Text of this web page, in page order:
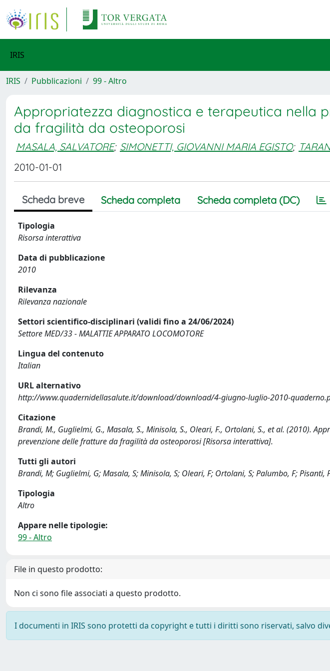
IRIS
IRIS Pubblicazioni 99 - Altro
Appropriatezza diagnostica e terapeutica nella
da fragilità da osteoporosi
MASALA, SALVATORE; SIMONETTI, GIOVANNI MARIA EGISTO;
2010-01-01
Scheda breve Scheda completa Scheda completa (DC)
Tipologia
Risorsa interattiva
Data di pubblicazione
2010
Rilevanza
Rilevanza nazionale
Settori scientifico-disciplinari (validi fino a 24/06/2024)
Settore MED/33 - MALATTIE APPARATO LOCOMOTORE
Lingua del contenuto
Italian
URL alternativo
http://www.quadernidellasalute.it/download/download/4-giugno-luglio-2010-
Citazione
Brandi, M., Guglielmi, G., Masala, S., Minisola, S., Oleari, F., Ortolani, S., et al. (2010).
prevenzione delle fratture da fragilità da osteoporosi [Risorsa interattiva].
Tutti gli autori
Brandi, M; Guglielmi, G; Masala, S; Minisola, S; Oleari, F; Ortolani, S; Palumbo, F; Pisanti,
Tipologia
Altro
Appare nelle tipologie:
99 - Altro
File in questo prodotto:
Non ci sono file associati a questo prodotto.
I documenti in IRIS sono protetti da copyright e tutti i diritti sono riservati, salvo